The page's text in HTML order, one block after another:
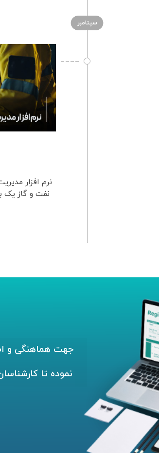
سپتامبر
نرم افزار
نفت و گاز یک
جهت هماهنگی و
نموده تا